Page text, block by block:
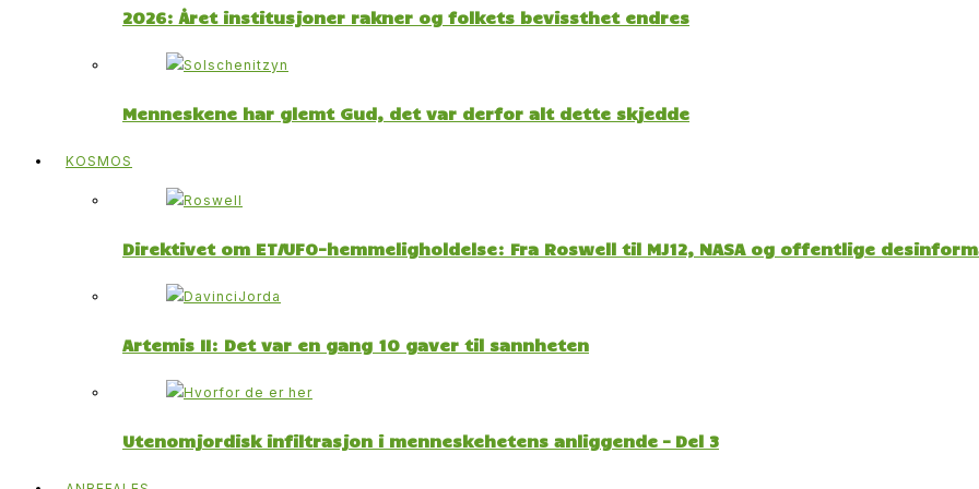
2026: Året institusjoner rakner og folkets bevissthet endres
Menneskene har glemt Gud, det var derfor alt dette skjedde
KOSMOS
Direktivet om ET/UFO-hemmeligholdelse: Fra Roswell til MJ12, NASA og offentlige
Artemis II: Det var en gang 10 gaver til sannheten
Utenomjordisk infiltrasjon i menneskehetens anliggende – Del 3